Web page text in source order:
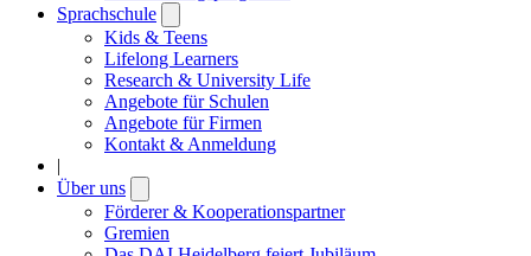
Sprachschule
submenu
Kids & Teens
Lifelong Learners
Research & University Life
Angebote für Schulen
Angebote für Firmen
Kontakt & Anmeldung
|
Über uns
submenu
Förderer & Kooperationspartner
Gremien